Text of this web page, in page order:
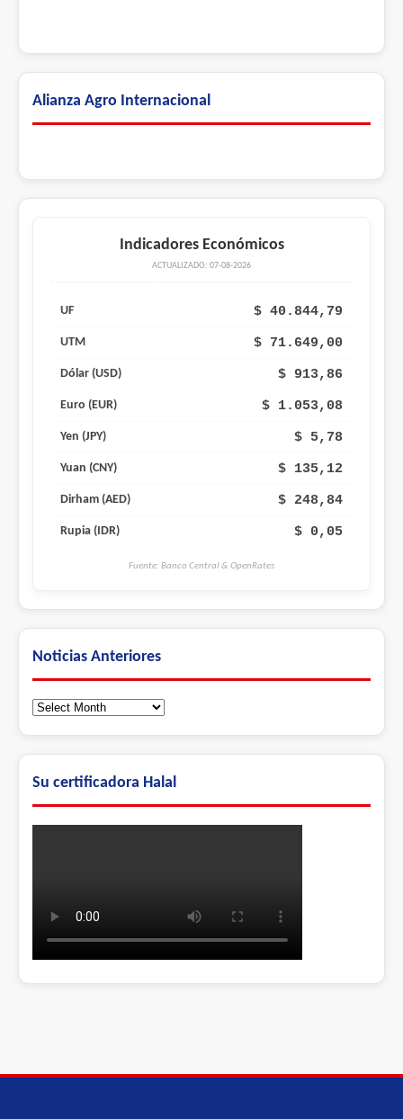
Alianza Agro Internacional
Indicadores Económicos
ACTUALIZADO: 07-08-2026
UF $ 40.844,79
UTM $ 71.649,00
Dólar (USD) $ 913,86
Euro (EUR) $ 1.053,08
Yen (JPY) $ 5,78
Yuan (CNY) $ 135,12
Dirham (AED) $ 248,84
Rupia (IDR) $ 0,05
Fuente: Banco Central & OpenRates
Noticias Anteriores
Noticias
Su certificadora Halal